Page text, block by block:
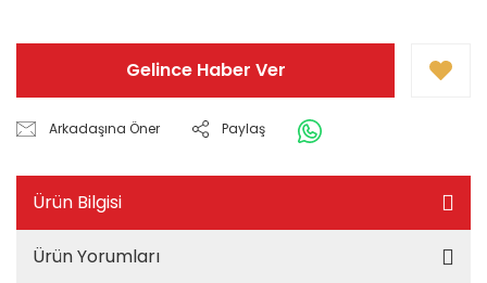
Gelince Haber Ver
Arkadaşına Öner Paylaş
Ürün Bilgisi
Ürün Yorumları